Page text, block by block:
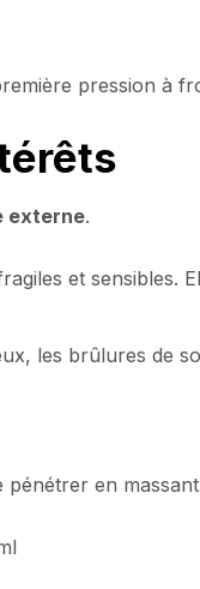
pression à
externe.
et sensibles.
les brûlures de
en